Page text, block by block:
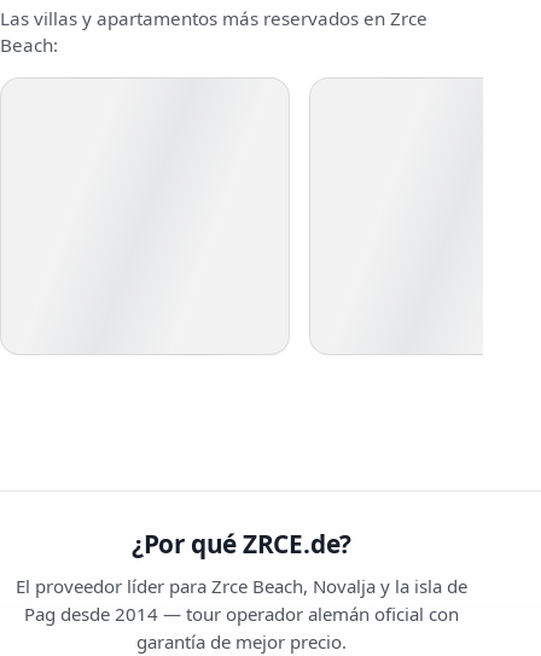
Las villas y apartamentos más reservados en Zrce
Beach:
¿Por qué ZRCE.de?
El proveedor líder para Zrce Beach, Novalja y la isla de
Pag desde 2014 — tour operador alemán oficial con
garantía de mejor precio.